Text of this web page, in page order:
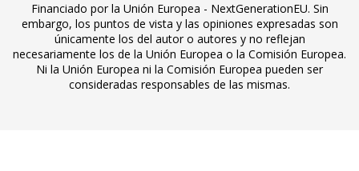
Financiado por la Unión Europea - NextGenerationEU. Sin
embargo, los puntos de vista y las opiniones expresadas son
únicamente los del autor o autores y no reflejan
necesariamente los de la Unión Europea o la Comisión Europea.
Ni la Unión Europea ni la Comisión Europea pueden ser
consideradas responsables de las mismas.